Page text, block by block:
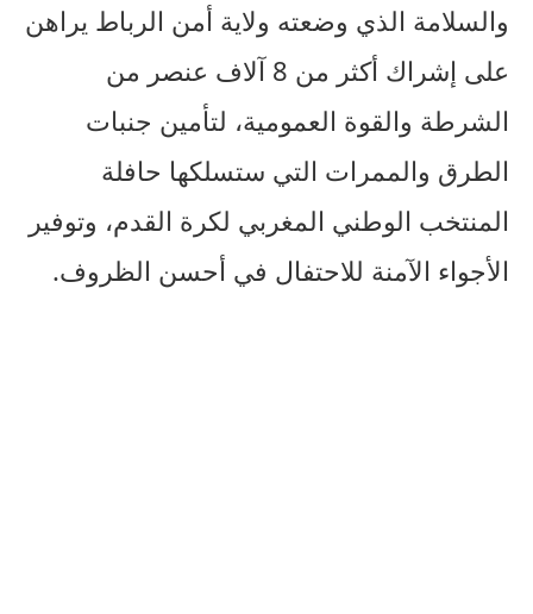
والسلامة الذي وضعته ولاية أمن الرباط يراهن
على إشراك أكثر من 8 آلاف عنصر من
الشرطة والقوة العمومية، لتأمين جنبات
الطرق والممرات التي ستسلكها حافلة
المنتخب الوطني المغربي لكرة القدم، وتوفير
الأجواء الآمنة للاحتفال في أحسن الظروف.